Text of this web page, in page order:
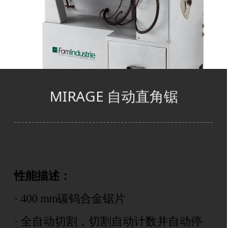
MIRAGE 自动直角锯
性能描述：
· 400 mm碳钨合金锯片
· 全自动切割，切割自动计数并自动停